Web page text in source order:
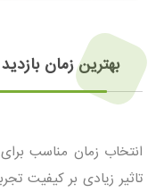
بهترین زمان
انتخاب زمان مناسب
تاثیر زیادی بر کیفیت